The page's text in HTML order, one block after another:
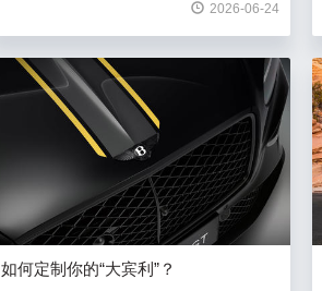
2026-06-24
如何定制你的“大宾利”？